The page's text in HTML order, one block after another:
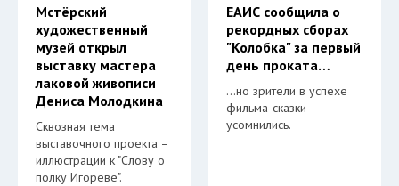
Мстёрский
художественный
музей открыл
выставку мастера
лаковой живописи
Дениса Молодкина
Сквозная тема
выставочного проекта –
иллюстрации к "Слову о
полку Игореве".
ЕАИС сообщила о
рекордных сборах
"Колобка" за первый
день проката…
…но зрители в успехе
фильма-сказки
усомнились.